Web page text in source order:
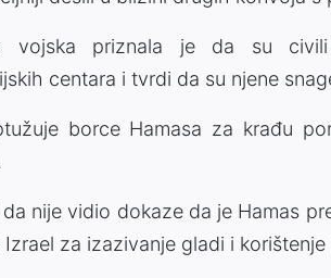
vojska priznala je da su
centara i tvrdi da su njene
borce Hamasa za krađu
nije vidio dokaze da je Hamas
za izazivanje gladi i